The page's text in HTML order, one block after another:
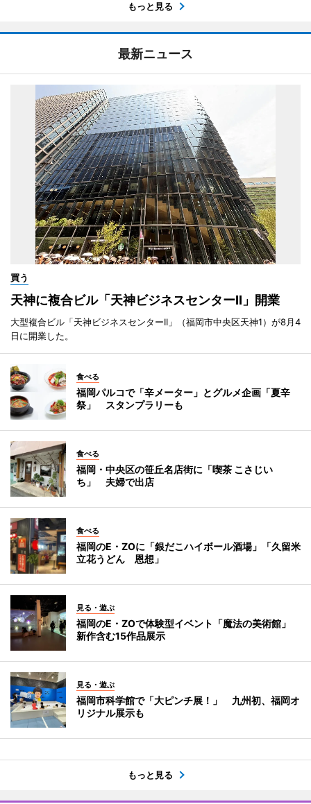
もっと見る
最新ニュース
買う
天神に複合ビル「天神ビジネスセンターII」開業
大型複合ビル「天神ビジネスセンターII」（福岡市中央区天神1）が8月4
日に開業した。
食べる
福岡パルコで「辛メーター」とグルメ企画「夏辛
祭」 スタンプラリーも
食べる
福岡・中央区の笹丘名店街に「喫茶 こさじい
ち」 夫婦で出店
食べる
福岡のE・ZOに「銀だこハイボール酒場」「久留米
立花うどん 恩想」
見る・遊ぶ
福岡のE・ZOで体験型イベント「魔法の美術館」
新作含む15作品展示
見る・遊ぶ
福岡市科学館で「大ピンチ展！」 九州初、福岡オ
リジナル展示も
もっと見る